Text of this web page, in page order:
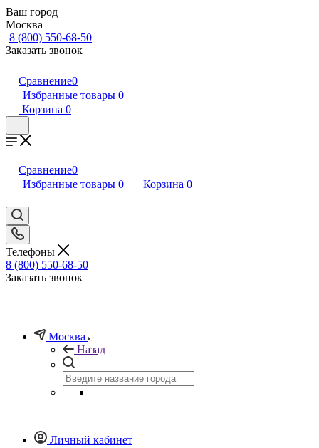
Ваш город
Москва
8 (800) 550-68-50
Заказать звонок
Сравнение0
Избранные товары 0
Корзина 0
Сравнение0
Избранные товары 0 Корзина 0
Телефоны
8 (800) 550-68-50
Заказать звонок
Москва
Назад
Личный кабинет